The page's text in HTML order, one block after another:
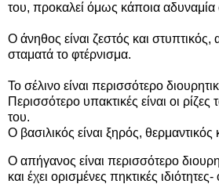
του, προκαλεί όμως κάποια
Ο άνηθος είναι ζεστός και
σταματά το φτέρνισμα.
Το σέλινο είναι περισσότερο
Περισσότερο υπακτικές είναι οι
του.
Ο βασιλικός είναι ξηρός, θερμαντικός
Ο απήγανος είναι περισσότερο
και έχει ορισμένες πηκτικές